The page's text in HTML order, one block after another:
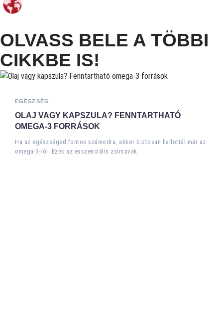
OLVASS BELE A TÖBBI
CIKKBE IS!
EGÉSZSÉG
OLAJ VAGY KAPSZULA? FENNTARTHATÓ
OMEGA-3 FORRÁSOK
Ha az egészséged fontos számodra, akkor biztosan hallottál már az
omega-3-ról. Ezek az esszenciális zsírsavak